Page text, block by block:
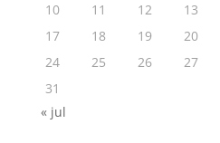
10
11 12 13
17
18 19 20
24
25 26 27
31
« jul